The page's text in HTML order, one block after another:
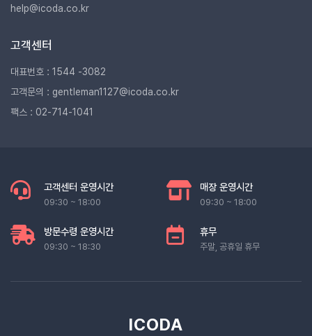
help@icoda.co.kr
고객센터
대표번호 : 1544 -3082
고객문의 : gentleman1127@icoda.co.kr
팩스 : 02-714-1041
고객센터 운영시간
09:30 ~ 18:00
매장 운영시간
09:30 ~ 18:00
방문수령 운영시간
09:30 ~ 18:30
휴무
주말, 공휴일 휴무
ICODA